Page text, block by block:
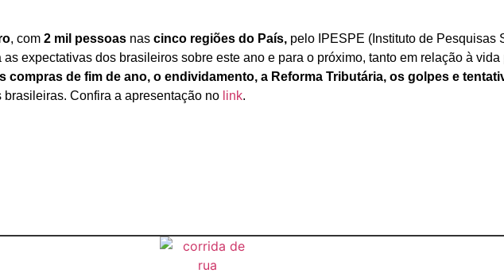
, com 2 mil pessoas nas cinco regiões do País, pelo IPESPE (Instituto de Pesquisas
expectativas dos brasileiros sobre este ano e para o próximo, tanto em relação à
compras de fim de ano, o endividamento, a Reforma Tributária, os golpes e
Confira a apresentação no link.